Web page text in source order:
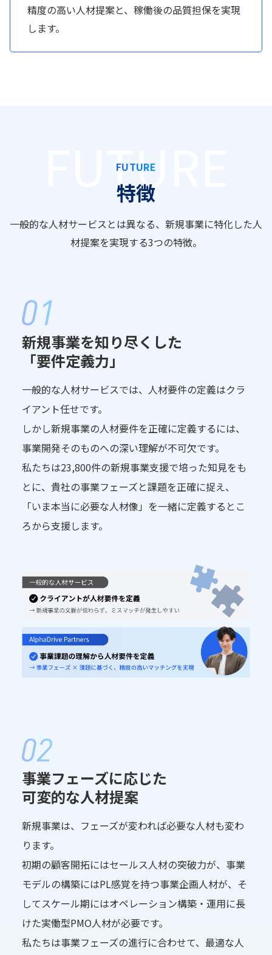
精度の高い人材提案と、稼働後の品質担保を実現
します。
FUTURE
特徴
一般的な人材サービスとは異なる、新規事業に特化した人
材提案を実現する3つの特徴。
新規事業を知り尽くした
「要件定義力」
一般的な人材サービスでは、人材要件の定義はクラ
イアント任せです。
しかし新規事業の人材要件を正確に定義するには、
事業開発そのものへの深い理解が不可欠です。
私たちは23,800件の新規事業支援で培った知見をも
とに、貴社の事業フェーズと課題を正確に捉え、
「いま本当に必要な人材像」を一緒に定義するとこ
ろから支援します。
事業フェーズに応じた
可変的な人材提案
新規事業は、フェーズが変われば必要な人材も変わ
ります。
初期の顧客開拓にはセールス人材の突破力が、事業
モデルの構築にはPL感覚を持つ事業企画人材が、そ
してスケール期にはオペレーション構築・運用に長
けた実働型PMO人材が必要です。
私たちは事業フェーズの進行に合わせて、最適な人